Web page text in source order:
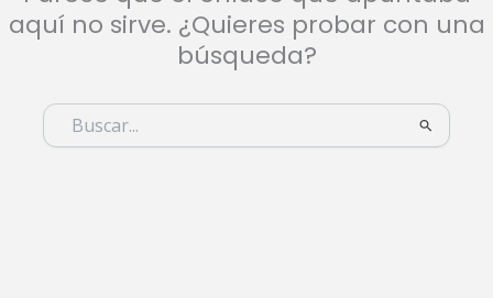
aquí no sirve. ¿Quieres probar con una
búsqueda?
Buscar
por: